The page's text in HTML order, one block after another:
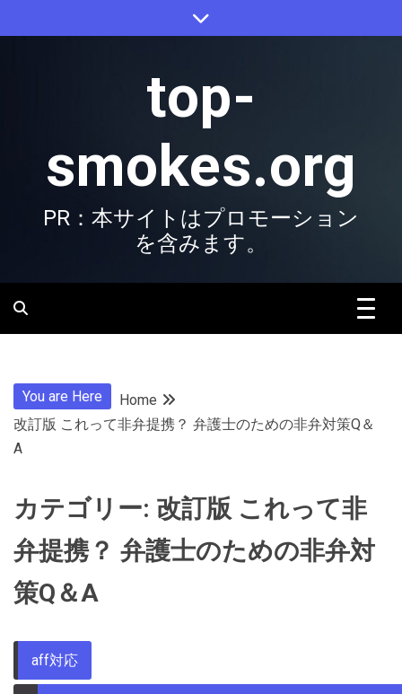
to
top-
smokes.org
PR：本サイトはプロモーション
を含みます。
You are Here
Home
改訂版 これって非弁提携？ 弁護士のための非弁対策Q＆
A
カテゴリー: 改訂版 これって非
弁提携？ 弁護士のための非弁対
策Q＆A
aff対応